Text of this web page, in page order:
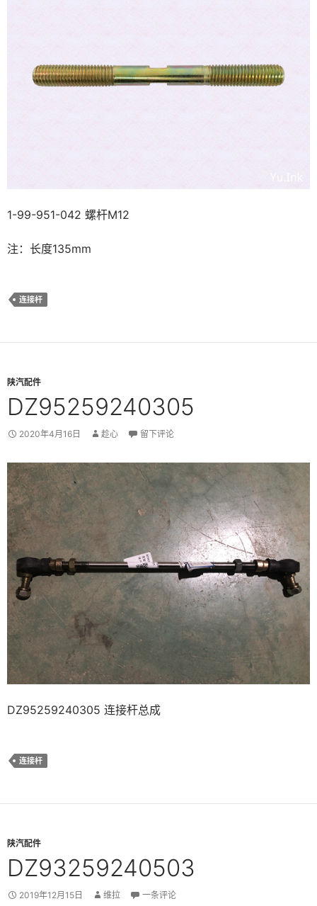
1-99-951-042 螺杆M12
注：长度135mm
连接杆
陕汽配件
DZ95259240305
2020年4月16日 趁心 留下评论
DZ95259240305 连接杆总成
连接杆
陕汽配件
DZ93259240503
2019年12月15日 维拉 一条评论